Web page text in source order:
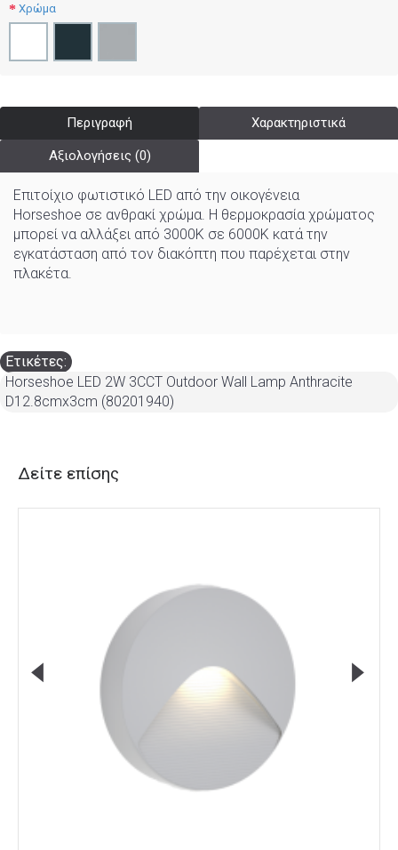
Χρώμα
Περιγραφή Χαρακτηριστικά
Αξιολογήσεις (0)
Επιτοίχιο φωτιστικό LED από την οικογένεια
Horseshoe σε ανθρακί χρώμα. Η θερμοκρασία χρώματος
μπορεί να αλλάξει από 3000K σε 6000K κατά την
εγκατάσταση από τον διακόπτη που παρέχεται στην
πλακέτα.
Ετικέτες:
Horseshoe LED 2W 3CCT Outdoor Wall Lamp Anthracite
D12.8cmx3cm (80201940)
Δείτε επίσης